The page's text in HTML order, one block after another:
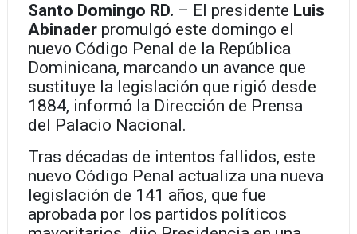
Santo Domingo RD. – El presidente Luis
Abinaderpromulgó este domingo el
nuevo Código Penal de la República
Dominicana, marcando un avance que
sustituye la legislación que rigió desde
1884, informó la Dirección de Prensa
del Palacio Nacional.
Tras décadas de intentos fallidos, este
nuevo Código Penal actualiza una nueva
legislación de 141 años, que fue
aprobada por los partidos políticos